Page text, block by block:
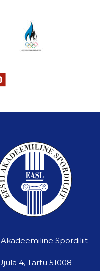
Akadeemiline Spordiliit
4, Tartu 51008